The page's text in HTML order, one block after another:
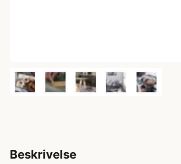
Beskrivelse